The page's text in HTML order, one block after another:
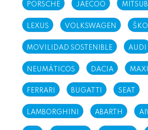
PORSCHE JAECOO
LEXUS VOLKSWAGEN
MOVILIDAD SOSTENIBLE AUDI
NEUMÁTICOS DACIA
FERRARI BUGATTI SEAT
LAMBORGHINI ABARTH